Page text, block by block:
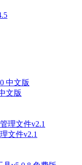
文版
文件v2.1